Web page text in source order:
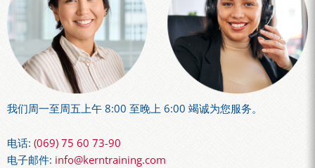
我们周一至周五上午 8:00 至晚上 6:00 竭诚为您服务。
电话: (069) 75 60 73-90
电子邮件: info@kerntraining.com